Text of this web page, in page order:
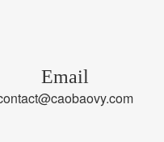
Email